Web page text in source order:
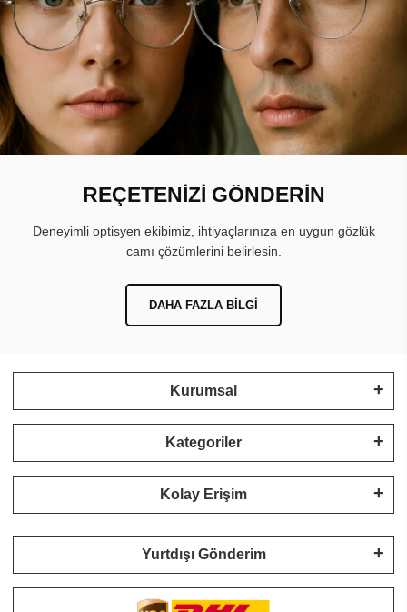
REÇETENİZİ GÖNDERİN
Deneyimli optisyen ekibimiz, ihtiyaçlarınıza en uygun gözlük
camı çözümlerini belirlesin.
DAHA FAZLA BILGI
Kurumsal
Kategoriler
Kolay Erişim
Yurtdışı Gönderim